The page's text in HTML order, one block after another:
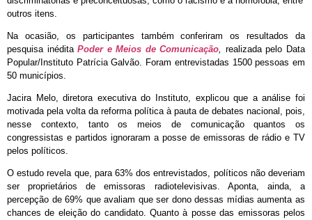
outros itens.
Na ocasião, os participantes também conferiram os resultados da
pesquisa inéditaPoder e Meios de Comunicação, realizada pelo Data
Popular/Instituto Patrícia Galvão. Foram entrevistadas 1500 pessoas em
50 municípios.
Jacira Melo, diretora executiva do Instituto, explicou que a análise foi
motivada pela volta da reforma política à pauta de debates nacional, pois,
nesse contexto, tanto os meios de comunicação quantos os
congressistas e partidos ignoraram a posse de emissoras de rádio e TV
pelos políticos.
O estudo revela que, para 63% dos entrevistados, políticos não deveriam
ser proprietários de emissoras radiotelevisivas. Aponta, ainda, a
percepção de 69% que avaliam que ser dono dessas mídias aumenta as
chances de eleição do candidato. Quanto à posse das emissoras pelos